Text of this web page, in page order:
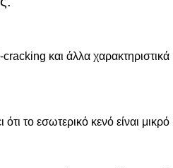
και άλλα
το εσωτερικό κενό είναι